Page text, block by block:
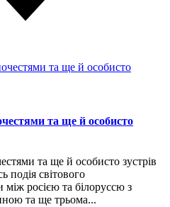
та ще й особисто
та ще й особисто зустрів
подія світового
росією та білоруссю з
та ще трьома...